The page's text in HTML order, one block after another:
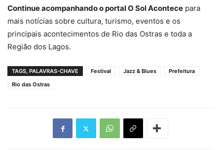
Continue acompanhando o portal O Sol Acontece para
mais notícias sobre cultura, turismo, eventos e os
principais acontecimentos de Rio das Ostras e toda a
Região dos Lagos.
TAGS, PALAVRAS-CHAVE Festival Jazz & Blues
Prefeitura
Rio das Ostras